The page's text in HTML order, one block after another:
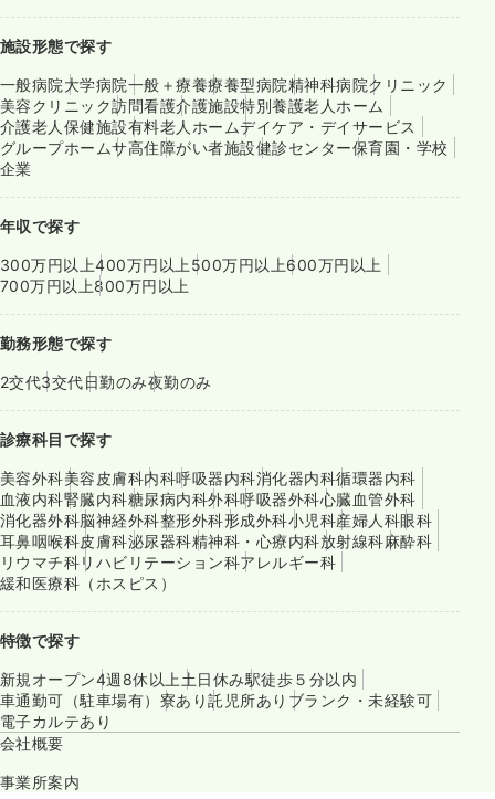
施設形態で探す
一般病院大学病院一般＋療養療養型病院精神科病院クリニック
美容クリニック訪問看護介護施設特別養護老人ホーム
介護老人保健施設有料老人ホームデイケア・デイサービス
グループホームサ高住障がい者施設健診センター保育園・学校
企業
年収で探す
300万円以上400万円以上 500万円以上600万円以上
700万円以上800万円以上
勤務形態で探す
2交代3交代日勤のみ夜勤のみ
診療科目で探す
美容外科美容皮膚科内科呼吸器内科消化器内科循環器内科
血液内科腎臓内科糖尿病内科外科呼吸器外科心臓血管外科
消化器外科脳神経外科整形外科形成外科小児科産婦人科眼科
耳鼻咽喉科皮膚科泌尿器科精神科・心療内科放射線科麻酔科
リウマチ科リハビリテーション科アレルギー科
緩和医療科（ホスピス）
特徴で探す
新規オープン4週8休以上 土日休み駅徒歩５分以内
車通勤可（駐車場有） 寮あり託児所あり ブランク・未経験可
電子カルテあり
会社概要
事業所案内